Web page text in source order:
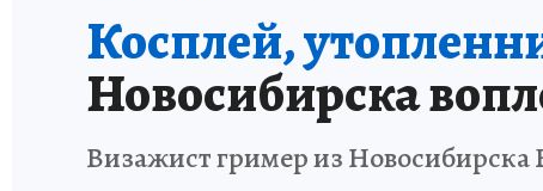
Косплей,
Новосибирска
Визажист гример из Новосибирска